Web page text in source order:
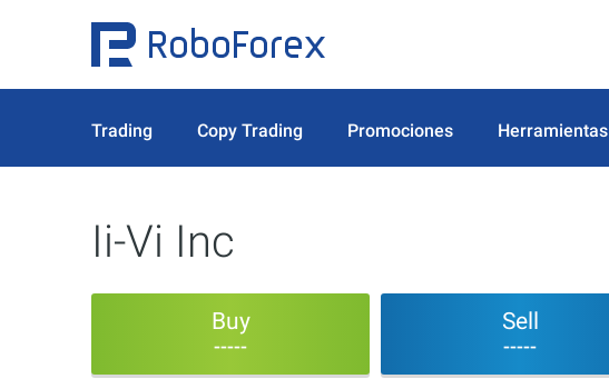
Trading Copy Trading Promociones Herramientas
Ii-Vi Inc
Buy
-----
Sell
-----